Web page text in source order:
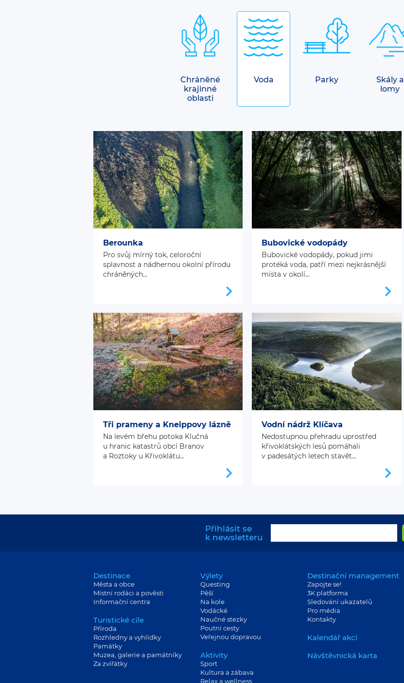
Chráněné
krajinné
oblasti
Voda Parky
Skály a
lomy
Berounka
Pro svůj mírný tok, celoroční
splavnost a nádhernou okolní přírodu
chráněných...
Bubovické vodopády
Bubovické vodopády, pokud jimi
protéká voda, patří mezi nejkrásnější
místa v okolí...
Tři prameny a Kneippovy lázně
Na levém břehu potoka Klučná
u hranic katastrů obcí Branov
a Roztoky u Křivoklátu...
Vodní nádrž Klíčava
Nedostupnou přehradu uprostřed
křivoklátských lesů pomáhali
v padesátých letech stavět...
Přihlásit se
k newsletteru
Destinace
Města a obce
Místní rodáci a pověsti
Informační centra
Turistické cíle
Příroda
Rozhledny a vyhlídky
Památky
Muzea, galerie a památníky
Za zvířátky
Výlety
Questing
Pěší
Na kole
Vodácké
Naučné stezky
Poutní cesty
Veřejnou dopravou
Aktivity
Sport
Kultura a zábava
Relax a wellness
Destinační management
Zapojte se!
3K platforma
Sledování ukazatelů
Pro média
Kontakty
Kalendář akcí
Návštěvnická karta